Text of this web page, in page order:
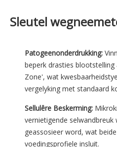
Sleutel
Patogeenonderdrukking:
beperk drasties
Zone', wat
vergelyking met standaard
Sellulêre Beskerming:
vernietigende
geassosieer word, wat
voedingsprofiele insluit.